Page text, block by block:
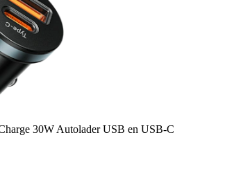
30W Autolader USB en USB-C